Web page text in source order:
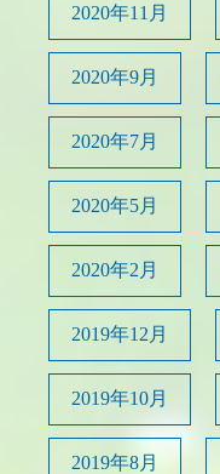
2020年11月
2020年9月
2020年7月
2020年5月
2020年2月
2019年12月
2019年10月
2019年8月